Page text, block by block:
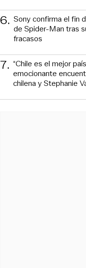
6. Sony confirma el fin
de Spider-Man tras
fracasos
7. “Chile es el mejor
emocionante
chilena y Stephanie